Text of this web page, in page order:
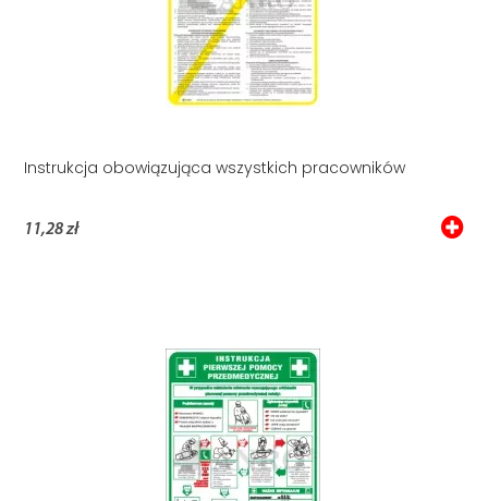
Instrukcja obowiązująca wszystkich pracowników
11,28 zł